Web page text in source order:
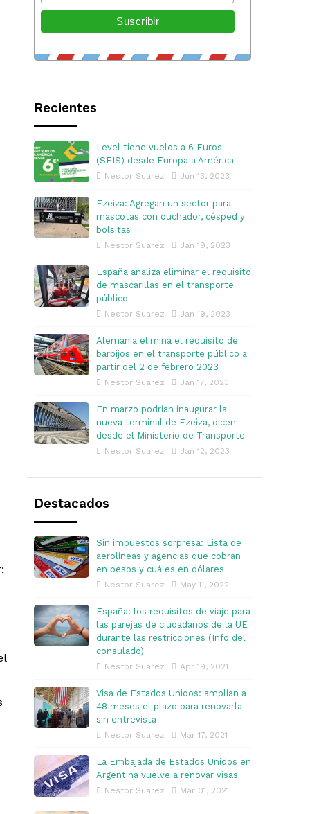
Recientes
Level tiene vuelos a 6 Euros
(SEIS) desde Europa a América
Nestor Suarez Jun 13, 2023
Ezeiza: Agregan un sector para
mascotas con duchador, césped y
bolsitas
Nestor Suarez Jan 19, 2023
España analiza eliminar el requisito
de mascarillas en el transporte
público
Nestor Suarez Jan 19, 2023
Alemania elimina el requisito de
barbijos en el transporte público a
partir del 2 de febrero 2023
Nestor Suarez Jan 17, 2023
En marzo podrían inaugurar la
nueva terminal de Ezeiza, dicen
desde el Ministerio de Transporte
Nestor Suarez Jan 12, 2023
Destacados
Sin impuestos sorpresa: Lista de
aerolíneas y agencias que cobran
en pesos y cuáles en dólares
Nestor Suarez May 11, 2022
España: los requisitos de viaje para
las parejas de ciudadanos de la UE
durante las restricciones (Info del
consulado)
Nestor Suarez Apr 19, 2021
Visa de Estados Unidos: amplían a
48 meses el plazo para renovarla
sin entrevista
Nestor Suarez Mar 17, 2021
La Embajada de Estados Unidos en
Argentina vuelve a renovar visas
Nestor Suarez Mar 01, 2021